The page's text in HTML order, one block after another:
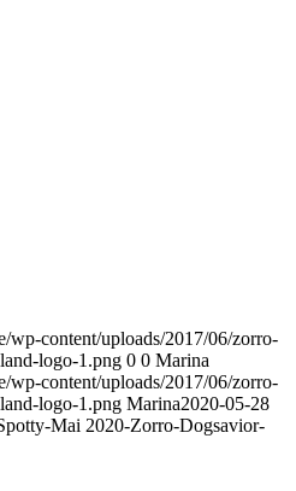
wp-content/uploads/2017/06/zorro-
logo-1.png 0 0 Marina
wp-content/uploads/2017/06/zorro-
logo-1.png Marina2020-05-28
Mai 2020-Zorro-Dogsavior-